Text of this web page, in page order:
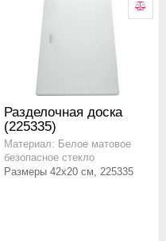
Разделочная доска
(225335)
Материал: Белое матовое
безопасное стекло
Размеры 42x20 см, 225335